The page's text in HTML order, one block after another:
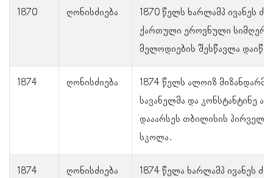
1870 ღონისძიება
1870 წელს ხარლამპ ივანეს ძე
ქართული ეროვნული
მელოდიების შესწავლა
1874 ღონისძიება
1874 წელს ალოიზ
სავანელმა და კონსტანტინე
დააარსეს თბილისის პირველი
სკოლა.
1874 ღონისძიება
1874 წელა ხარლამპ ივანეს ძე